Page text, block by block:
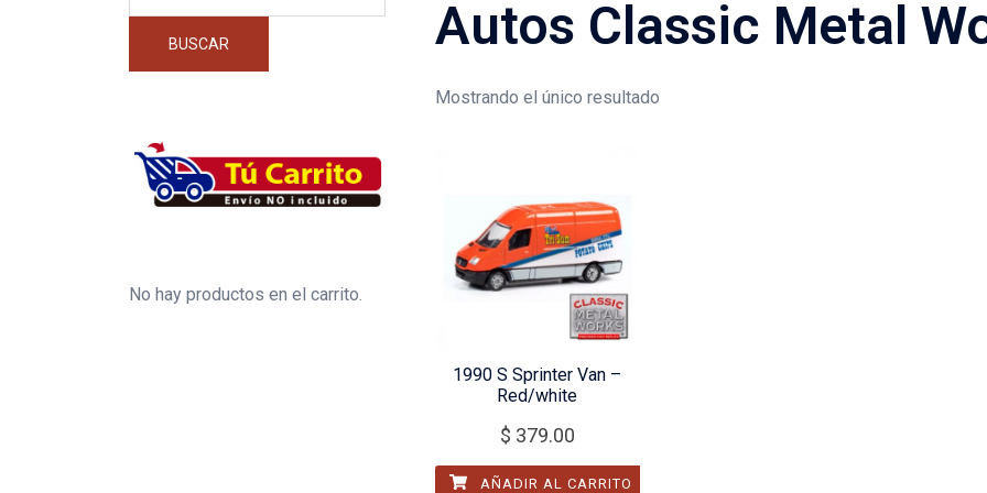
Autos Classic Metal
Mostrando el único resultado
1990 S Sprinter Van –
Red/white
$ 379.00
AÑADIR AL CARRITO
BUSCAR
No hay productos en el carrito.